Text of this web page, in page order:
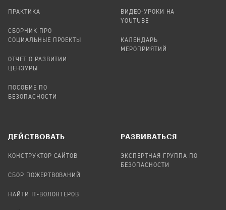
ПРАКТИКА
СБОРНИК ПРО
СОЦИАЛЬНЫЕ ПРОЕКТЫ
ОТЧЕТ О РАЗВИТИИ
ЦЕНЗУРЫ
ПОСОБИЕ ПО
БЕЗОПАСНОСТИ
ВИДЕО-УРОКИ НА
YOUTUBE
КАЛЕНДАРЬ
МЕРОПРИЯТИЙ
ДЕЙСТВОВАТЬ
КОНСТРУКТОР САЙТОВ
СБОР ПОЖЕРТВОВАНИЙ
НАЙТИ IT-ВОЛОНТЕРОВ
РАЗВИВАТЬСЯ
ЭКСПЕРТНАЯ ГРУППА ПО
БЕЗОПАСНОСТИ